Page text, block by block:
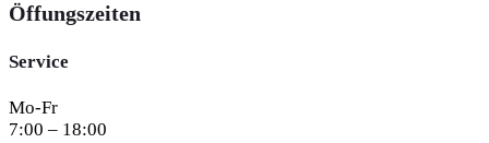
Öffungszeiten
Service
Mo-Fr
7:00 – 18:00